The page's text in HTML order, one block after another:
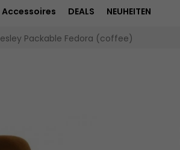
Accessoires DEALS NEUHEITEN
Packable Fedora (coffee)